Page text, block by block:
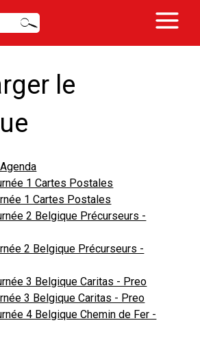
le
1 Cartes Postales
1 Cartes Postales
2 Belgique Précurseurs -
2 Belgique Précurseurs -
3 Belgique Caritas - Preo
3 Belgique Caritas - Preo
4 Belgique Chemin de Fer -